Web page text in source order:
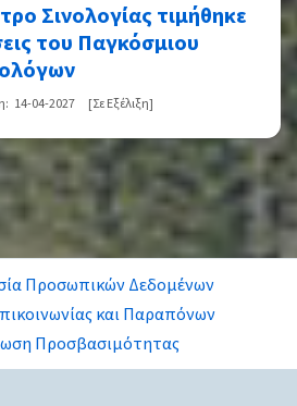
Σινολογίας τιμήθηκε
του Παγκόσμιου
14-04-2027 [Σε Εξέλιξη]
Προσωπικών Δεδομένων
και Παραπόνων
Προσβασιμότητας